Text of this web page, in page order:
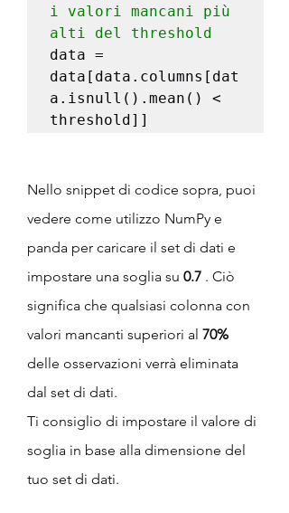
i valori mancani più
alti del threshold
data =
data[data.columns[dat
a.isnull().mean() <
threshold]]
Nello snippet di codice sopra, puoi
vedere come utilizzo NumPy e
panda per caricare il set di dati e
impostare una soglia su 0.7 . Ciò
significa che qualsiasi colonna con
valori mancanti superiori al 70%
delle osservazioni verrà eliminata
dal set di dati.
Ti consiglio di impostare il valore di
soglia in base alla dimensione del
tuo set di dati.